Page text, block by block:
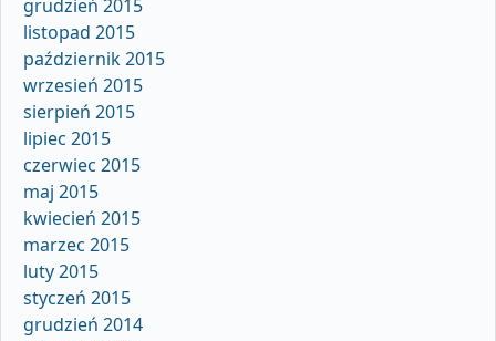
grudzień 2015
listopad 2015
październik 2015
wrzesień 2015
sierpień 2015
lipiec 2015
czerwiec 2015
maj 2015
kwiecień 2015
marzec 2015
luty 2015
styczeń 2015
grudzień 2014